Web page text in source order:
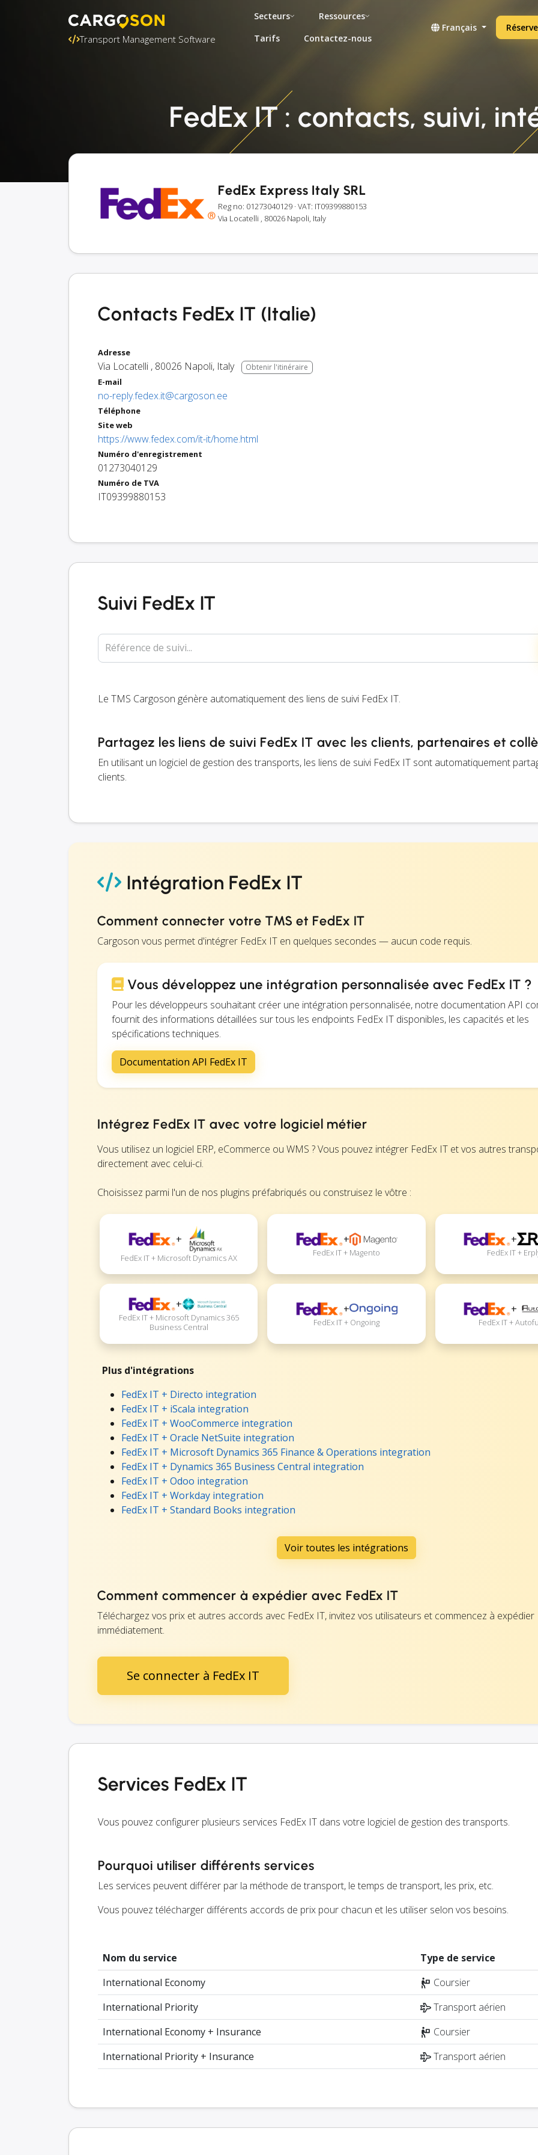
Transport Management Software
Secteurs
Ressources
Tarifs
Contactez-nous
Français
FedEx IT : contacts, suivi,
FedEx Express Italy SRL
Reg no: 01273040129 · VAT: IT09399880153
Via Locatelli , 80026 Napoli, Italy
Contacts FedEx IT (Italie)
Adresse
Via Locatelli , 80026 Napoli, Italy Obtenir l'itinéraire
E-mail
no-reply.fedex.it@cargoson.ee
Téléphone
Site web
https://www.fedex.com/it-it/home.html
Numéro d'enregistrement
01273040129
Numéro de TVA
IT09399880153
Suivi FedEx IT
Référence de suivi...
Le TMS Cargoson génère automatiquement des liens de suivi FedEx IT.
Partagez les liens de suivi FedEx IT avec les clients, partenaires et
En utilisant un logiciel de gestion des transports, les liens de suivi FedEx IT sont automatiquement
clients.
Intégration FedEx IT
Comment connecter votre TMS et FedEx IT
Cargoson vous permet d'intégrer FedEx IT en quelques secondes — aucun code requis.
Vous développez une intégration personnalisée avec FedEx IT ?
Pour les développeurs souhaitant créer une intégration personnalisée, notre documentation API
fournit des informations détaillées sur tous les endpoints FedEx IT disponibles, les capacités et les
spécifications techniques.
Documentation API FedEx IT
Intégrez FedEx IT avec votre logiciel métier
Vous utilisez un logiciel ERP, eCommerce ou WMS ? Vous pouvez intégrer FedEx IT et vos autres
directement avec celui-ci.
Choisissez parmi l'un de nos plugins préfabriqués ou construisez le vôtre :
+
FedEx IT + Microsoft Dynamics AX
+
FedEx IT + Magento
+
FedEx IT +
+
FedEx IT + Microsoft Dynamics 365
Business Central
+
FedEx IT + Ongoing
+
FedEx IT +
Plus d'intégrations
FedEx IT + Directo integration
FedEx IT + iScala integration
FedEx IT + WooCommerce integration
FedEx IT + Oracle NetSuite integration
FedEx IT + Microsoft Dynamics 365 Finance & Operations integration
FedEx IT + Dynamics 365 Business Central integration
FedEx IT + Odoo integration
FedEx IT + Workday integration
FedEx IT + Standard Books integration
Voir toutes les intégrations
Comment commencer à expédier avec FedEx IT
Téléchargez vos prix et autres accords avec FedEx IT, invitez vos utilisateurs et commencez à expédier
immédiatement.
Se connecter à FedEx IT
Services FedEx IT
Vous pouvez configurer plusieurs services FedEx IT dans votre logiciel de gestion des transports.
Pourquoi utiliser différents services
Les services peuvent différer par la méthode de transport, le temps de transport, les prix, etc.
Vous pouvez télécharger différents accords de prix pour chacun et les utiliser selon vos besoins.
Nom du service
Type de service
International Economy
Coursier
International Priority
Transport aérien
International Economy + Insurance
Coursier
International Priority + Insurance
Transport aérien